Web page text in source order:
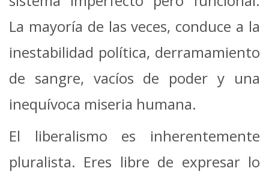
La mayoría de las veces, conduce a la
inestabilidad política, derramamiento
de sangre, vacíos de poder y una
inequívoca miseria humana.
El liberalismo es inherentemente
pluralista. Eres libre de expresar lo